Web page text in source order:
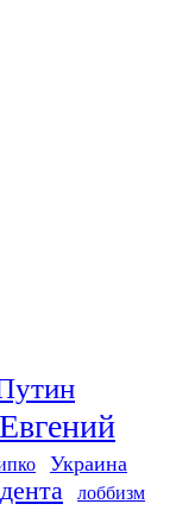
Евгений
Украина
лоббизм